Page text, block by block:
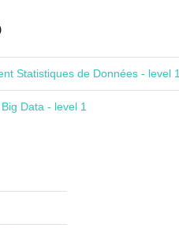
Statistiques de Données - level 1
Data - level 1